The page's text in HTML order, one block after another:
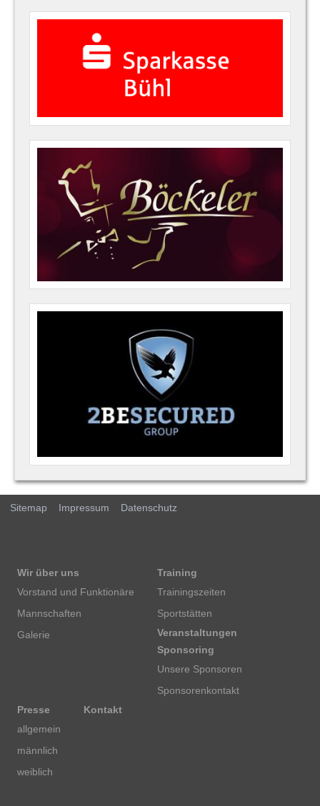
Sitemap Impressum Datenschutz
Wir über uns
Vorstand und Funktionäre
Mannschaften
Galerie
Training
Trainingszeiten
Sportstätten
Veranstaltungen
Sponsoring
Unsere Sponsoren
Sponsorenkontakt
Presse
allgemein
männlich
weiblich
Kontakt